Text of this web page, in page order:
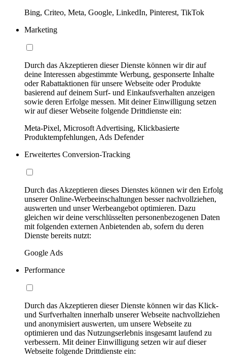
Bing, Criteo, Meta, Google, LinkedIn, Pinterest, TikTok
Marketing
Durch das Akzeptieren dieser Dienste können wir dir auf
deine Interessen abgestimmte Werbung, gesponserte Inhalte
oder Rabattaktionen für unsere Webseite oder Produkte
basierend auf deinem Surf- und Einkaufsverhalten anzeigen
sowie deren Erfolge messen. Mit deiner Einwilligung setzen
wir auf dieser Webseite folgende Drittdienste ein:
Meta-Pixel, Microsoft Advertising, Klickbasierte
Produktempfehlungen, Ads Defender
Erweitertes Conversion-Tracking
Durch das Akzeptieren dieses Dienstes können wir den Erfolg
unserer Online-Werbeeinschaltungen besser nachvollziehen,
auswerten und unser Werbeangebot optimieren. Dazu
gleichen wir deine verschlüsselten personenbezogenen Daten
mit folgenden externen Anbietenden ab, sofern du deren
Dienste bereits nutzt:
Google Ads
Performance
Durch das Akzeptieren dieser Dienste können wir das Klick-
und Surfverhalten innerhalb unserer Webseite nachvollziehen
und anonymisiert auswerten, um unsere Webseite zu
optimieren und das Nutzungserlebnis insgesamt laufend zu
verbessern. Mit deiner Einwilligung setzen wir auf dieser
Webseite folgende Drittdienste ein: